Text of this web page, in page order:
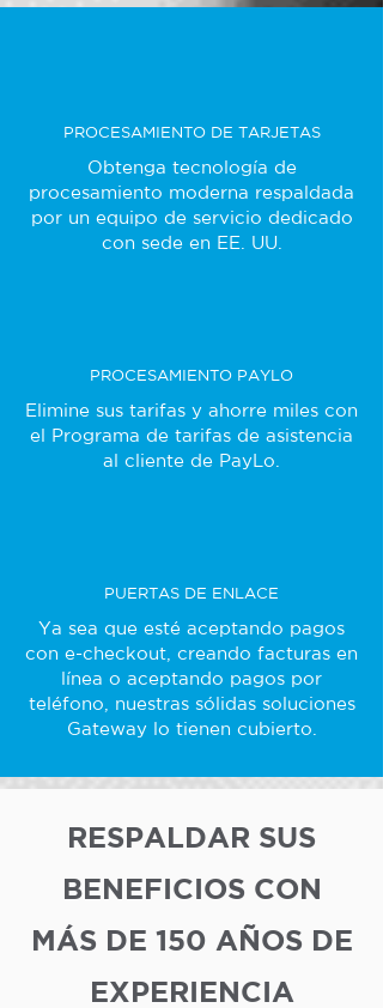
PROCESAMIENTO DE TARJETAS
Obtenga tecnología de
procesamiento moderna respaldada
por un equipo de servicio dedicado
con sede en EE. UU.
PROCESAMIENTO PAYLO
Elimine sus tarifas y ahorre miles con
el Programa de tarifas de asistencia
al cliente de PayLo.
PUERTAS DE ENLACE
Ya sea que esté aceptando pagos
con e-checkout, creando facturas en
línea o aceptando pagos por
teléfono, nuestras sólidas soluciones
Gateway lo tienen cubierto.
RESPALDAR SUS
BENEFICIOS CON
MÁS DE 150 AÑOS DE
EXPERIENCIA